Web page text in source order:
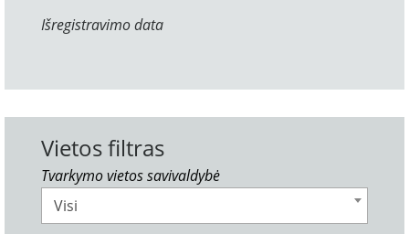
Išregistravimo data
Vietos filtras
Tvarkymo vietos savivaldybė
Visi